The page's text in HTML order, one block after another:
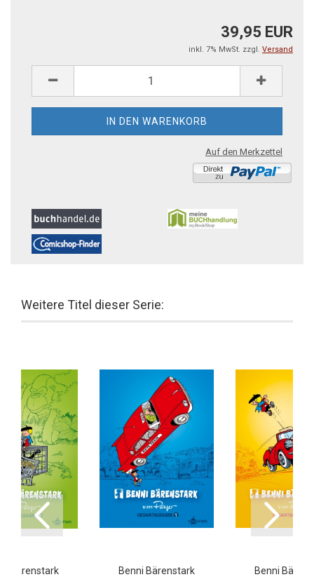
39,95 EUR
inkl. 7% MwSt. zzgl. Versand
Auf den Merkzettel
Weitere Titel dieser Serie:
Bärenstark
Benni Bärenstark
Benni